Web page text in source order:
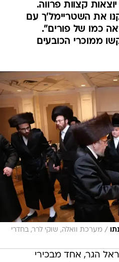
קצוות פרווה.
את השטריימל'ך עם
כמו של פורים".
ממוכרי הכובעים
/ מערכת וואלה, שוקי לרר, בחדרי
הגר, אחד מבכירי